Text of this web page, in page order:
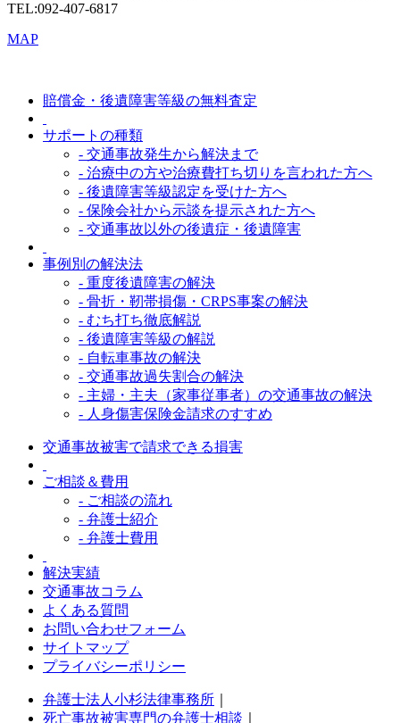
TEL:092-407-6817
MAP
賠償金・後遺障害等級の無料査定
サポートの種類
- 交通事故発生から解決まで
- 治療中の方や治療費打ち切りを言われた方へ
- 後遺障害等級認定を受けた方へ
- 保険会社から示談を提示された方へ
- 交通事故以外の後遺症・後遺障害
事例別の解決法
- 重度後遺障害の解決
- 骨折・靭帯損傷・CRPS事案の解決
- むち打ち徹底解説
- 後遺障害等級の解説
- 自転車事故の解決
- 交通事故過失割合の解決
- 主婦・主夫（家事従事者）の交通事故の解決
- 人身傷害保険金請求のすすめ
交通事故被害で請求できる損害
ご相談＆費用
- ご相談の流れ
- 弁護士紹介
- 弁護士費用
解決実績
交通事故コラム
よくある質問
お問い合わせフォーム
サイトマップ
プライバシーポリシー
弁護士法人小杉法律事務所
死亡事故被害専門の弁護士相談